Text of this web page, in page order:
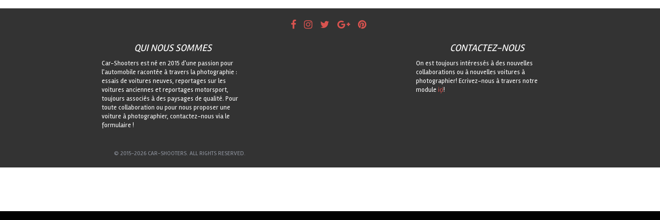
QUI NOUS SOMMES
Car-Shooters est né en 2015 d'une passion pour
l'automobile racontée à travers la photographie :
essais de voitures neuves, reportages sur les
voitures anciennes et reportages motorsport,
toujours associés à des paysages de qualité. Pour
toute collaboration ou pour nous proposer une
voiture à photographier, contactez-nous via le
formulaire !
CONTACTEZ-NOUS
On est toujours intéressés à des nouvelles
collaborations ou à nouvelles voitures à
photographier! Ecrivez-nous à travers notre
module içi!
© 2015-2026 CAR-SHOOTERS. ALL RIGHTS RESERVED.